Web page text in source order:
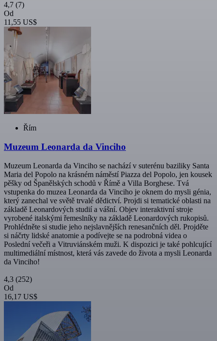
4,7 (7)
Od
11,55 US$
Řím
Muzeum Leonarda da Vinciho
Muzeum Leonarda da Vinciho se nachází v suterénu baziliky Santa
Maria del Popolo na krásném náměstí Piazza del Popolo, jen kousek
pěšky od Španělských schodů v Římě a Villa Borghese. Tvá
vstupenka do muzea Leonarda da Vinciho je oknem do mysli génia,
který zanechal ve světě trvalé dědictví. Projdi si tematické oblasti na
základě Leonardových studií a vášní. Objev interaktivní stroje
vyrobené italskými řemeslníky na základě Leonardových rukopisů.
Prohlédněte si studie jeho nejslavnějších renesančních děl. Projděte
si náčrty lidské anatomie a podívejte se na podrobná videa o
Poslední večeři a Vitruviánském muži. K dispozici je také pohlcující
multimediální místnost, která vás zavede do života a mysli Leonarda
da Vinciho!
4,3 (252)
Od
16,17 US$